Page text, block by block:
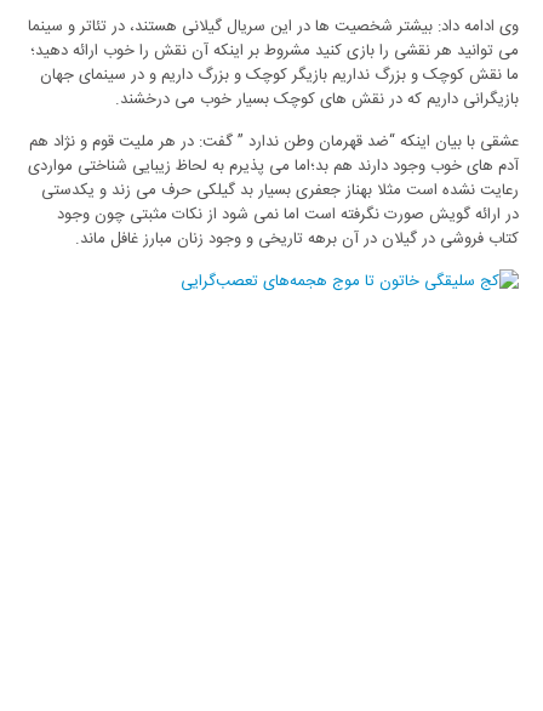
وی ادامه داد: بیشتر شخصیت ها در این سریال گیلانی هستند، در تئاتر و سینما
می توانید هر نقشی را بازی کنید مشروط بر اینکه آن نقش را خوب ارائه دهید؛
ما نقش کوچک و بزرگ نداریم بازیگر کوچک و بزرگ داریم و در سینمای جهان
بازیگرانی داریم که در نقش های کوچک بسیار خوب می درخشند.
عشقی با بیان اینکه “ضد قهرمان وطن ندارد ” گفت: در هر ملیت قوم و نژاد هم
آدم های خوب وجود دارند هم بد؛اما می پذیرم به لحاظ زیبایی شناختی مواردی
رعایت نشده است مثلا بهناز جعفری بسیار بد گیلکی حرف می زند و یکدستی
در ارائه گویش صورت نگرفته است اما نمی شود از نکات مثبتی چون وجود
کتاب فروشی در گیلان در آن برهه تاریخی و وجود زنان مبارز غافل ماند.